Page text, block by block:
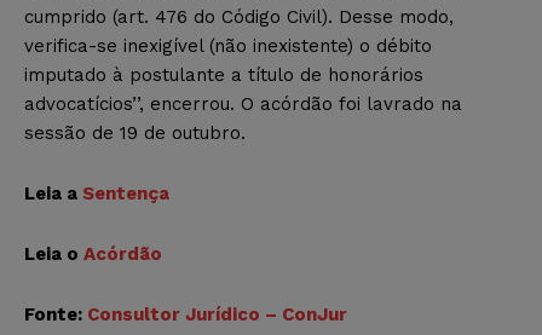
cumprido (art. 476 do Código Civil). Desse modo,
verifica-se inexigível (não inexistente) o débito
imputado à postulante a título de honorários
advocatícios’’, encerrou. O acórdão foi lavrado na
sessão de 19 de outubro.
Leia a Sentença
Leia o Acórdão
Fonte: Consultor Jurídico – ConJur